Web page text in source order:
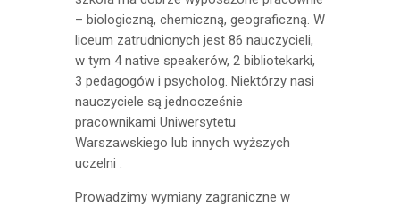
– biologiczną, chemiczną, geograficzną. W
liceum zatrudnionych jest 86 nauczycieli,
w tym 4 native speakerów, 2 bibliotekarki,
3 pedagogów i psycholog. Niektórzy nasi
nauczyciele są jednocześnie
pracownikami Uniwersytetu
Warszawskiego lub innych wyższych
uczelni .
Prowadzimy wymiany zagraniczne w